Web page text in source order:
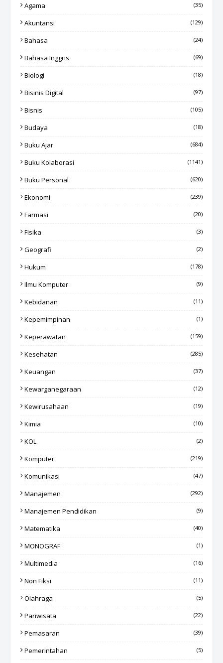
Agama (35)
Akuntansi (129)
Bahasa (24)
Bahasa Inggris (69)
Biologi (18)
Bisinis Digital (97)
Bisnis (105)
Budaya (18)
Buku Ajar (684)
Buku Kolaborasi (1141)
Buku Personal (620)
Ekonomi (239)
Farmasi (20)
Fisika (3)
Geografi (2)
Hukum (178)
Ilmu Komputer (9)
Kebidanan (11)
Kepemimpinan (1)
Keperawatan (159)
Kesehatan (285)
Keuangan (37)
Kewarganegaraan (12)
Kewirusahaan (19)
Kimia (10)
KOL (2)
Komputer (219)
Komunikasi (47)
Manajemen (292)
Manajemen Pendidikan (9)
Matematika (40)
MONOGRAF (1)
Multimedia (16)
Non Fiksi (11)
Olahraga (5)
Pariwisata (22)
Pemasaran (39)
Pemerintahan (5)